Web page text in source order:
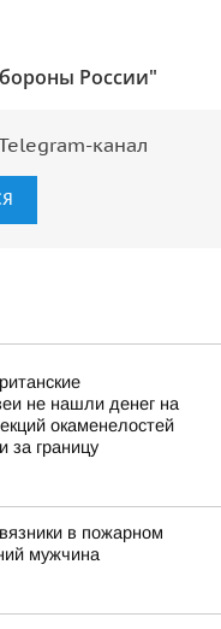
России"
канал
не нашли денег на
окаменелостей
за границу
в пожарном
мужчина